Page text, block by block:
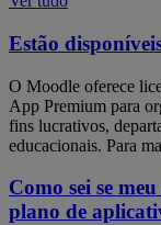
Estão
O Moodle oferece
App Premium para
fins lucrativos,
educacionais. Para
Como sei se
plano de